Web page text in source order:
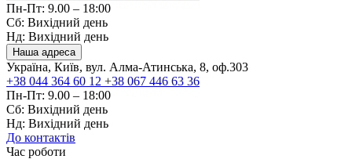
Пн-Пт: 9.00 – 18:00
Сб: Вихідний день
Нд: Вихідний день
Наша адреса
Україна, Київ, вул. Алма-Атинська, 8, оф.303
+38 044 364 60 12 +38 067 446 63 36
Пн-Пт: 9.00 – 18:00
Сб: Вихідний день
Нд: Вихідний день
До контактів
Час роботи